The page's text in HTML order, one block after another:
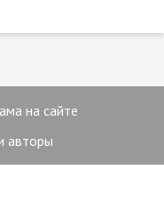
на сайте
авторы